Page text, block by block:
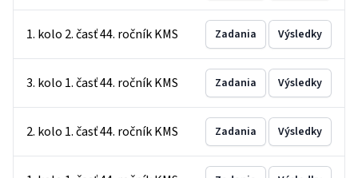
1. kolo 2. časť 44. ročník KMS Zadania Výsledky
3. kolo 1. časť 44. ročník KMS Zadania Výsledky
2. kolo 1. časť 44. ročník KMS Zadania Výsledky